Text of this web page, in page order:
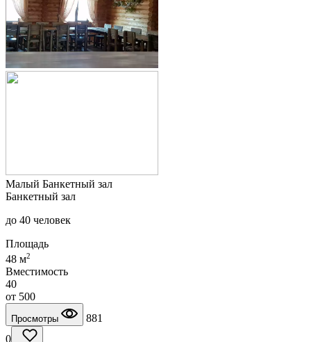
Малый Банкетный зал
Банкетный зал
до 40 человек
Площадь
48 м2
Вместимость
40
от 500
Просмотры
881
0